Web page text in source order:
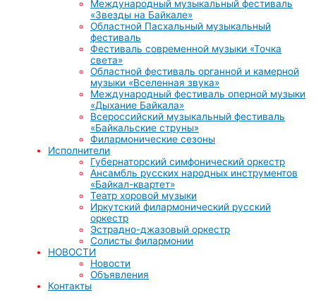
Международный музыкальный фестиваль
«Звезды на Байкале»
Областной Пасхальный музыкальный
фестиваль
Фестиваль современной музыки «Точка
света»
Областной фестиваль органной и камерной
музыки «Вселенная звука»
Международный фестиваль оперной музыки
«Дыхание Байкала»
Всероссийский музыкальный фестиваль
«Байкальские струны»
Филармонические сезоны
Исполнители
Губернаторский симфонический оркестр
Ансамбль русских народных инструментов
«Байкал-квартет»
Театр хоровой музыки
Иркутский филармонический русский
оркестр
Эстрадно-джазовый оркестр
Солисты филармонии
НОВОСТИ
Новости
Объявления
Контакты